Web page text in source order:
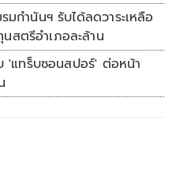
มกำนันฯ รับได้ลดวาระเหลือ
ตรีอำเภอละล้าน
'แทร็บซอนสปอร์' ต่อหน้า